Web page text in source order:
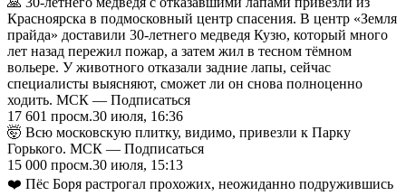
Красноярска в подмосковный центр спасения. В центр «Земля
прайда» доставили 30-летнего медведя Кузю, который много
лет назад пережил пожар, а затем жил в тесном тёмном
вольере. У животного отказали задние лапы, сейчас
специалисты выясняют, сможет ли он снова полноценно
ходить. МСК — Подписаться
17 601 просм.30 июля, 16:36
🤯 Всю московскую плитку, видимо, привезли к Парку
Горького. МСК — Подписаться
15 000 просм.30 июля, 15:13
❤️ Пёс Боря растрогал прохожих, неожиданно подружившись